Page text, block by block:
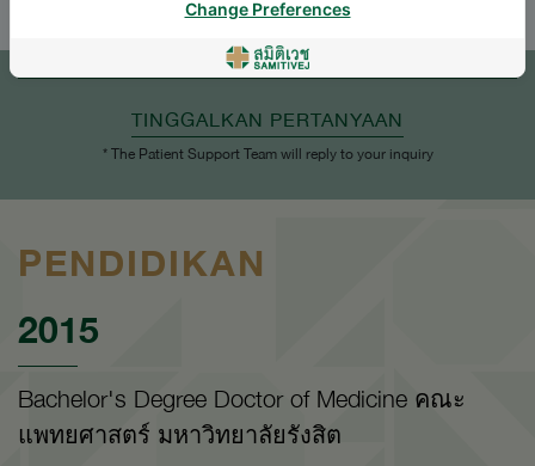
JANJI TEMU
TINGGALKAN PERTANYAAN
* The Patient Support Team will reply to your inquiry
PENDIDIKAN
2015
Bachelor's Degree Doctor of Medicine คณะ
แพทยศาสตร์ มหาวิทยาลัยรังสิต
Change Preferences